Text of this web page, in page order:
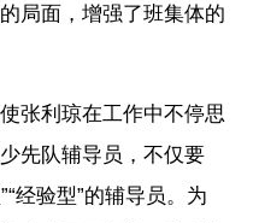
局面，增强了班集体的
张利琼在工作中不停思
先队辅导员，不仅要
经验型”的辅导员。为